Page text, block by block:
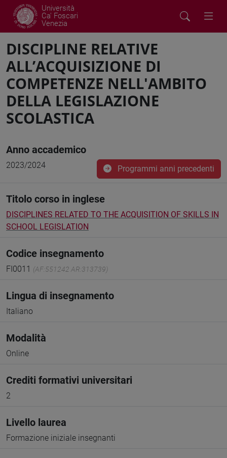
Università
Ca' Foscari
Venezia
DISCIPLINE RELATIVE
ALL’ACQUISIZIONE DI
COMPETENZE NELL'AMBITO
DELLA LEGISLAZIONE
SCOLASTICA
Anno accademico
2023/2024 Programmi anni precedenti
Titolo corso in inglese
DISCIPLINES RELATED TO THE ACQUISITION OF SKILLS IN
SCHOOL LEGISLATION
Codice insegnamento
FI0011 (AF:551242 AR:313739)
Lingua di insegnamento
Italiano
Modalità
Online
Crediti formativi universitari
2
Livello laurea
Formazione iniziale insegnanti